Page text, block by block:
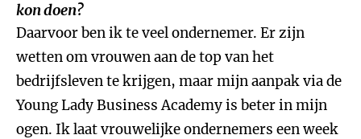
kon doen?
Daarvoor ben ik te veel ondernemer. Er zijn
wetten om vrouwen aan de top van het
bedrijfsleven te krijgen, maar mijn aanpak via de
Young Lady Business Academy is beter in mijn
ogen. Ik laat vrouwelijke ondernemers een week